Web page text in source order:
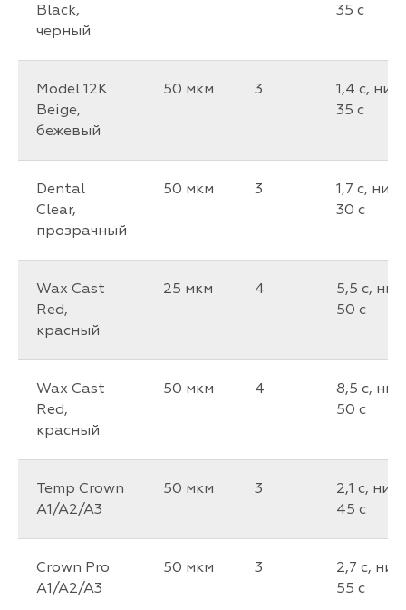
Black,
черный
35 c
Model 12K
Beige,
бежевый
50 мкм 3
1,4 c, низ
35 c
Dental
Clear,
прозрачный
50 мкм 3
1,7 c, низ
30 c
Wax Cast
Red,
красный
25 мкм 4
5,5 c, низ
50 c
Wax Cast
Red,
красный
50 мкм 4
8,5 c, низ
50 c
Temp Crown
A1/A2/A3
50 мкм 3
2,1 c, низ
45 c
Crown Pro
A1/A2/A3
50 мкм 3
2,7 c, низ
55 c